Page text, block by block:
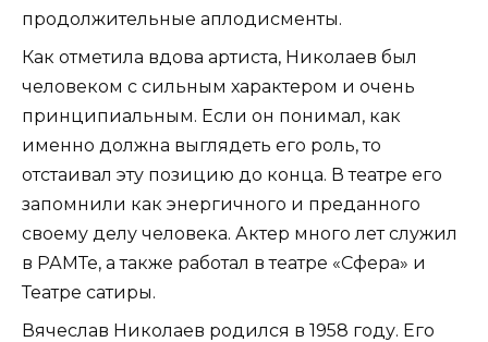
продолжительные аплодисменты.
Как отметила вдова артиста, Николаев был
человеком с сильным характером и очень
принципиальным. Если он понимал, как
именно должна выглядеть его роль, то
отстаивал эту позицию до конца. В театре его
запомнили как энергичного и преданного
своему делу человека. Актер много лет служил
в РАМТе, а также работал в театре «Сфера» и
Театре сатиры.
Вячеслав Николаев родился в 1958 году. Его